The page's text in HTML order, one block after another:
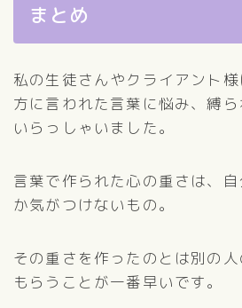
まとめ
私の生徒さんやクライアント
方に言われた言葉に悩み、縛
いらっしゃいました。
言葉で作られた心の重さは、
か気がつけないもの。
その重さを作ったのとは別の
もらうことが一番早いです。